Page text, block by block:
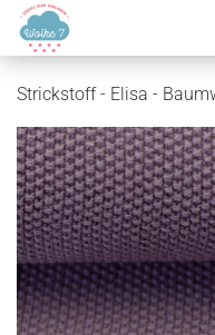
Strickstoff - Elisa -